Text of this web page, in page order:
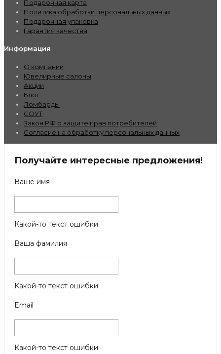
Подарочная карта
Политика обработки персональных данных
Подарочная упаковка
Гарантия качества
Информация
О компании
Ювелирные салоны
Акции
Блог
Ломбарды
СОУТ
Закон РФ о защите прав потребителей
Согласие на обработку персональных данных
Получайте интересные предложения!
Ваше имя
Какой-то текст ошибки
Ваша фамилия
Какой-то текст ошибки
Email
Какой-то текст ошибки